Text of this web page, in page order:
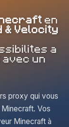
en
& Velocity
a
un
proxy qui vous
Vos
Minecraft à